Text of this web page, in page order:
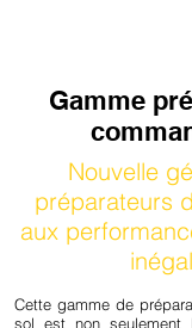
Gamme
Nouvelle
préparateurs
aux
Cette gamme de
sol est non seulement